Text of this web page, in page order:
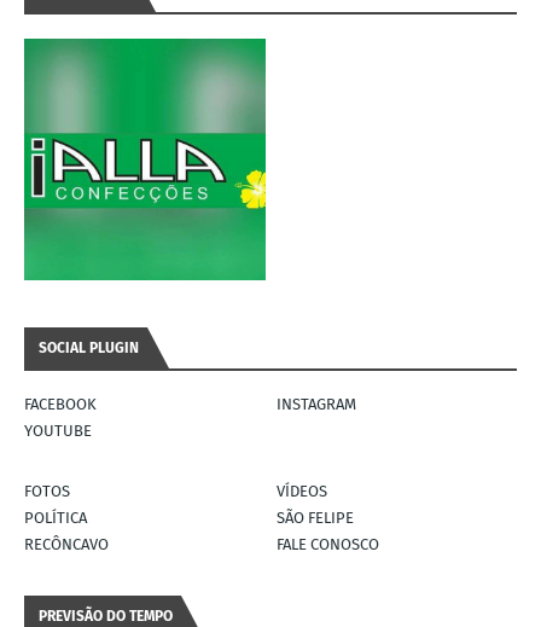
SOCIAL PLUGIN
FACEBOOK
INSTAGRAM
YOUTUBE
FOTOS
VÍDEOS
POLÍTICA
SÃO FELIPE
RECÔNCAVO
FALE CONOSCO
PREVISÃO DO TEMPO